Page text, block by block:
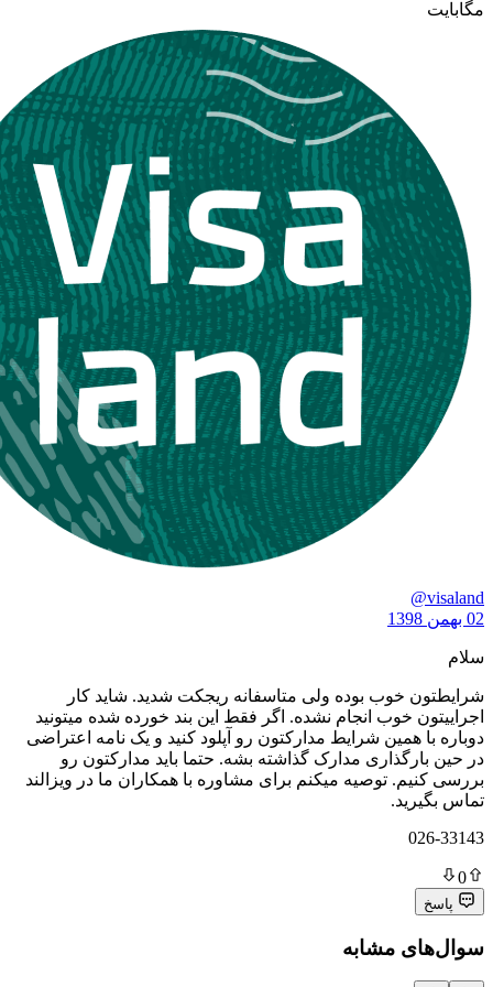
خوب بوده ولی متاسفانه ریجکت شدید. شاید کار
خوب انجام نشده. اگر فقط این بند خورده شده میتونید
شرایط مدارکتون رو آپلود کنید و یک نامه اعتراضی
مدارک گذاشته بشه. حتما باید مدارکتون رو
توصیه میکنم برای مشاوره با همکاران ما در ویزالند
مشابه